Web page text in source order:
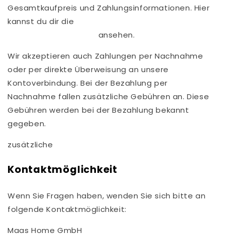
Gesamtkaufpreis und Zahlungsinformationen. Hier
kannst du dir die
ansehen.
Wir akzeptieren auch Zahlungen per Nachnahme
oder per direkte Überweisung an unsere
Kontoverbindung. Bei der Bezahlung per
Nachnahme fallen zusätzliche Gebühren an. Diese
Gebühren werden bei der Bezahlung bekannt
gegeben.
zusätzliche
Kontaktmöglichkeit
Wenn Sie Fragen haben, wenden Sie sich bitte an
folgende Kontaktmöglichkeit:
Maas Home GmbH